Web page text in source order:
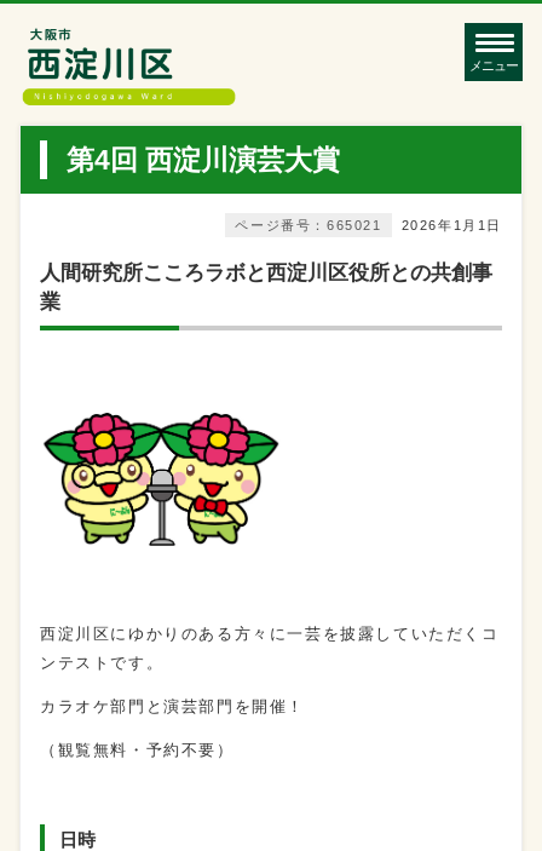
メニュー
第4回 西淀川演芸大賞
2026年1月1日
ページ番号：665021
人間研究所こころラボと西淀川区役所との共創事
業
西淀川区にゆかりのある方々に一芸を披露していただくコ
ンテストです。
カラオケ部門と演芸部門を開催！
（観覧無料・予約不要）
日時